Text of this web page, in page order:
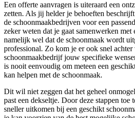
Een offerte aanvragen is uiteraard een
zetten. Als jij helder je behoeften
de schoonmaakbedrijven voor een
zeker weten dat je gaat samenwerken
namelijk wel dat de schoonmaak wordt
professional. Zo kom je er ook snel achter
schoonmaakbedrijf jouw specifieke
is nooit eenvoudig om meteen een
kan helpen met de schoonmaak.
Dit wil niet zeggen dat het geheel
past een dekseltje. Door deze stappen toe
sneller uitkomen bij een geschikt